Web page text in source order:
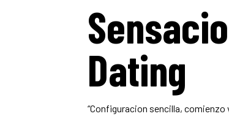
Dating
“Configuracion sencilla,